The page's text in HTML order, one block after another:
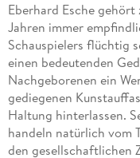
Eberhard Esche
Jahren immer
Schauspielers flüchtig
einen bedeutenden
Nachgeborenen ein
gediegenen
Haltung hinterlassen.
handeln natürlich vom
den gesellschaftlichen